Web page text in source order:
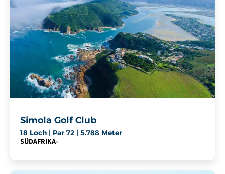
Simola Golf Club
18 Loch | Par 72 | 5.788 Meter
SÜDAFRIKA-